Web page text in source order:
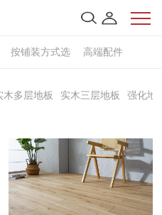
按铺装方式选 高端配件
木多层地板 实木三层地板 强化地